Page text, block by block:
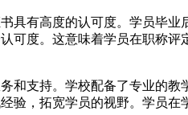
具有高度的认可度。学员毕
可度。这意味着学员在职称
和支持。学校配备了专业的
验，拓宽学员的视野。学员